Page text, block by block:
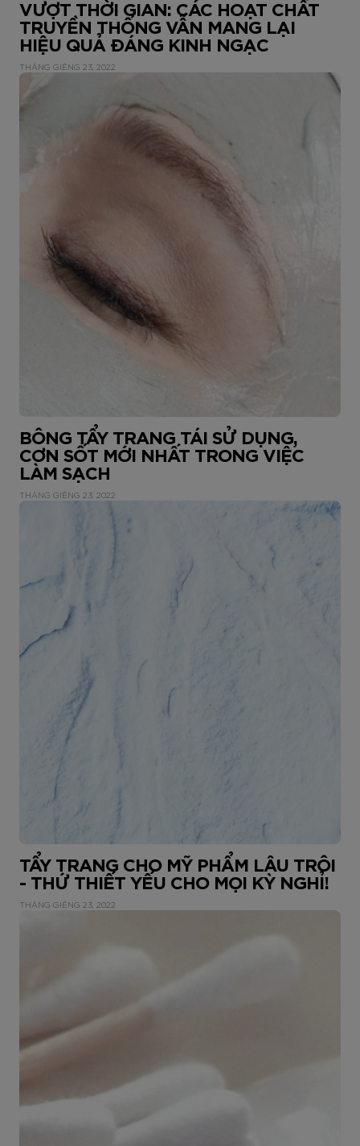
VƯỢT THỜI GIAN: CÁC HOẠT CHẤT
TRUYỀN THỐNG VẪN MANG LẠI
HIỆU QUẢ ĐÁNG KINH NGẠC
THÁNG GIÊNG 23, 2022
BÔNG TẨY TRANG TÁI SỬ DỤNG,
CƠN SỐT MỚI NHẤT TRONG VIỆC
LÀM SẠCH
THÁNG GIÊNG 23, 2022
TẨY TRANG CHO MỸ PHẨM LÂU TRÔI
- THỨ THIẾT YẾU CHO MỌI KỲ NGHỈ!
THÁNG GIÊNG 23, 2022